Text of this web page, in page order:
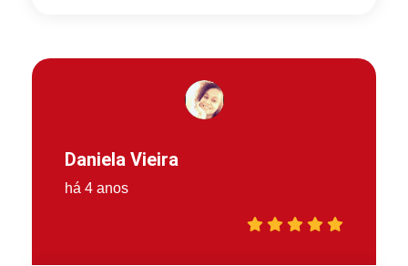
Daniela Vieira
há 4 anos